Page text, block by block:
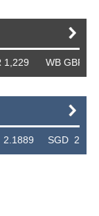
GBP 1,318
2.9048